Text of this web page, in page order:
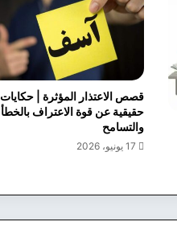
قصص الاعتذار المؤثرة | حكايات
حقيقية عن قوة الاعتراف بالخطأ
والتسامح
17 يونيو، 2026